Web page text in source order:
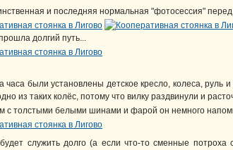
и последняя нормальная "фотосессия" перед
долгий путь...
часа были установлены детское кресло, колеса, руль
из таких колёс, потому что вилку раздвинули и
с толстыми белыми шинами и фарой он немного
служить долго (а если что-то сменные потроха